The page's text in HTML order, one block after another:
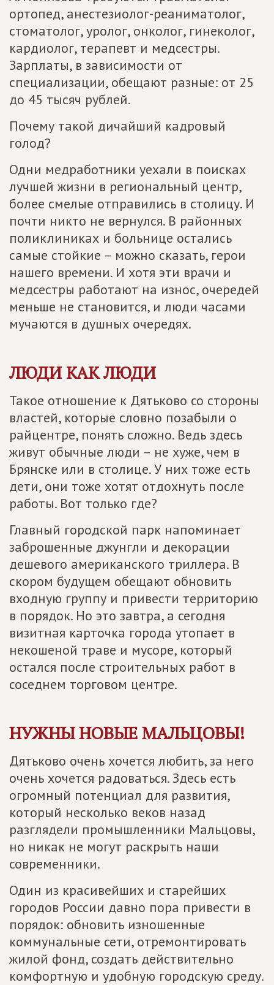
ортопед, анестезиолог-реаниматолог,
стоматолог, уролог, онколог, гинеколог,
кардиолог, терапевт и медсестры.
Зарплаты, в зависимости от
специализации, обещают разные: от 25
до 45 тысяч рублей.
Почему такой дичайший кадровый
голод?
Одни медработники уехали в поисках
лучшей жизни в региональный центр,
более смелые отправились в столицу. И
почти никто не вернулся. В районных
поликлиниках и больнице остались
самые стойкие – можно сказать, герои
нашего времени. И хотя эти врачи и
медсестры работают на износ, очередей
меньше не становится, и люди часами
мучаются в душных очередях.
ЛЮДИ КАК ЛЮДИ
Такое отношение к Дятьково со стороны
властей, которые словно позабыли о
райцентре, понять сложно. Ведь здесь
живут обычные люди – не хуже, чем в
Брянске или в столице. У них тоже есть
дети, они тоже хотят отдохнуть после
работы. Вот только где?
Главный городской парк напоминает
заброшенные джунгли и декорации
дешевого американского триллера. В
скором будущем обещают обновить
входную группу и привести территорию
в порядок. Но это завтра, а сегодня
визитная карточка города утопает в
некошеной траве и мусоре, который
остался после строительных работ в
соседнем торговом центре.
НУЖНЫ НОВЫЕ МАЛЬЦОВЫ!
Дятьково очень хочется любить, за него
очень хочется радоваться. Здесь есть
огромный потенциал для развития,
который несколько веков назад
разглядели промышленники Мальцовы,
но никак не могут раскрыть наши
современники.
Один из красивейших и старейших
городов России давно пора привести в
порядок: обновить изношенные
коммунальные сети, отремонтировать
жилой фонд, создать действительно
комфортную и удобную городскую среду.